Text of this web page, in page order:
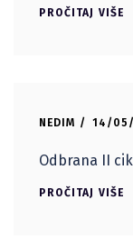
PROČITAJ VIŠE
NEDIM 14/05/
Odbrana II
PROČITAJ VIŠE